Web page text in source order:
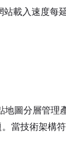
載入速度每
圖分層管理
當技術架構